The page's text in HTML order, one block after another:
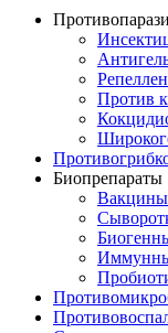
Против
Биопрепараты
Вакцины